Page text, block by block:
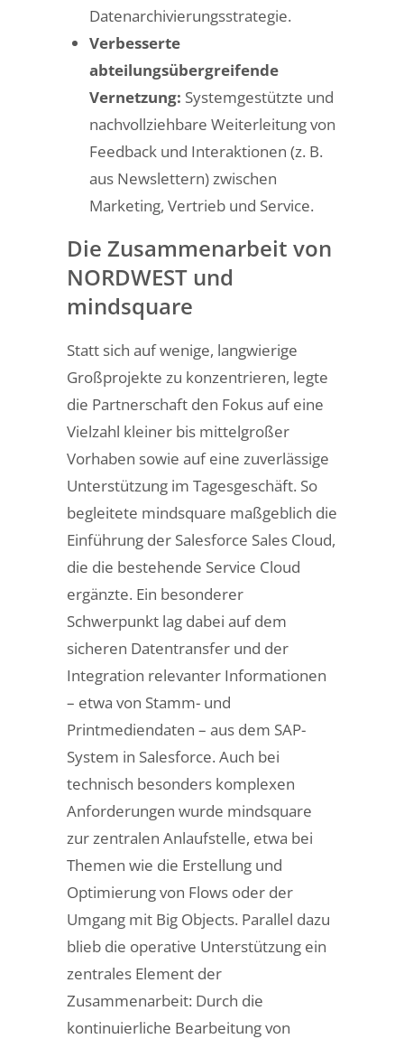
Datenarchivierungsstrategie.
Verbesserte
abteilungsübergreifende
Vernetzung: Systemgestützte und
nachvollziehbare Weiterleitung von
Feedback und Interaktionen (z. B.
aus Newslettern) zwischen
Marketing, Vertrieb und Service.
Die Zusammenarbeit von
NORDWEST und
mindsquare
Statt sich auf wenige, langwierige
Großprojekte zu konzentrieren, legte
die Partnerschaft den Fokus auf eine
Vielzahl kleiner bis mittelgroßer
Vorhaben sowie auf eine zuverlässige
Unterstützung im Tagesgeschäft. So
begleitete mindsquare maßgeblich die
Einführung der Salesforce Sales Cloud,
die die bestehende Service Cloud
ergänzte. Ein besonderer
Schwerpunkt lag dabei auf dem
sicheren Datentransfer und der
Integration relevanter Informationen
– etwa von Stamm- und
Printmediendaten – aus dem SAP-
System in Salesforce. Auch bei
technisch besonders komplexen
Anforderungen wurde mindsquare
zur zentralen Anlaufstelle, etwa bei
Themen wie die Erstellung und
Optimierung von Flows oder der
Umgang mit Big Objects. Parallel dazu
blieb die operative Unterstützung ein
zentrales Element der
Zusammenarbeit: Durch die
kontinuierliche Bearbeitung von